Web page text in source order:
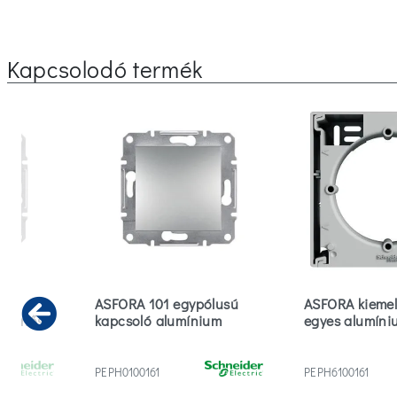
Kapcsolodó termék
Previous
ASFORA 101 egypólusú
kapcsoló alumínium
PEPH0100161
ASFORA
egyes
PEPH6100161